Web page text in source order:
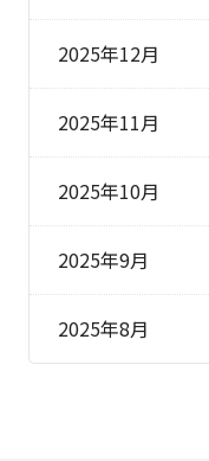
2025年12月
2025年11月
2025年10月
2025年9月
2025年8月